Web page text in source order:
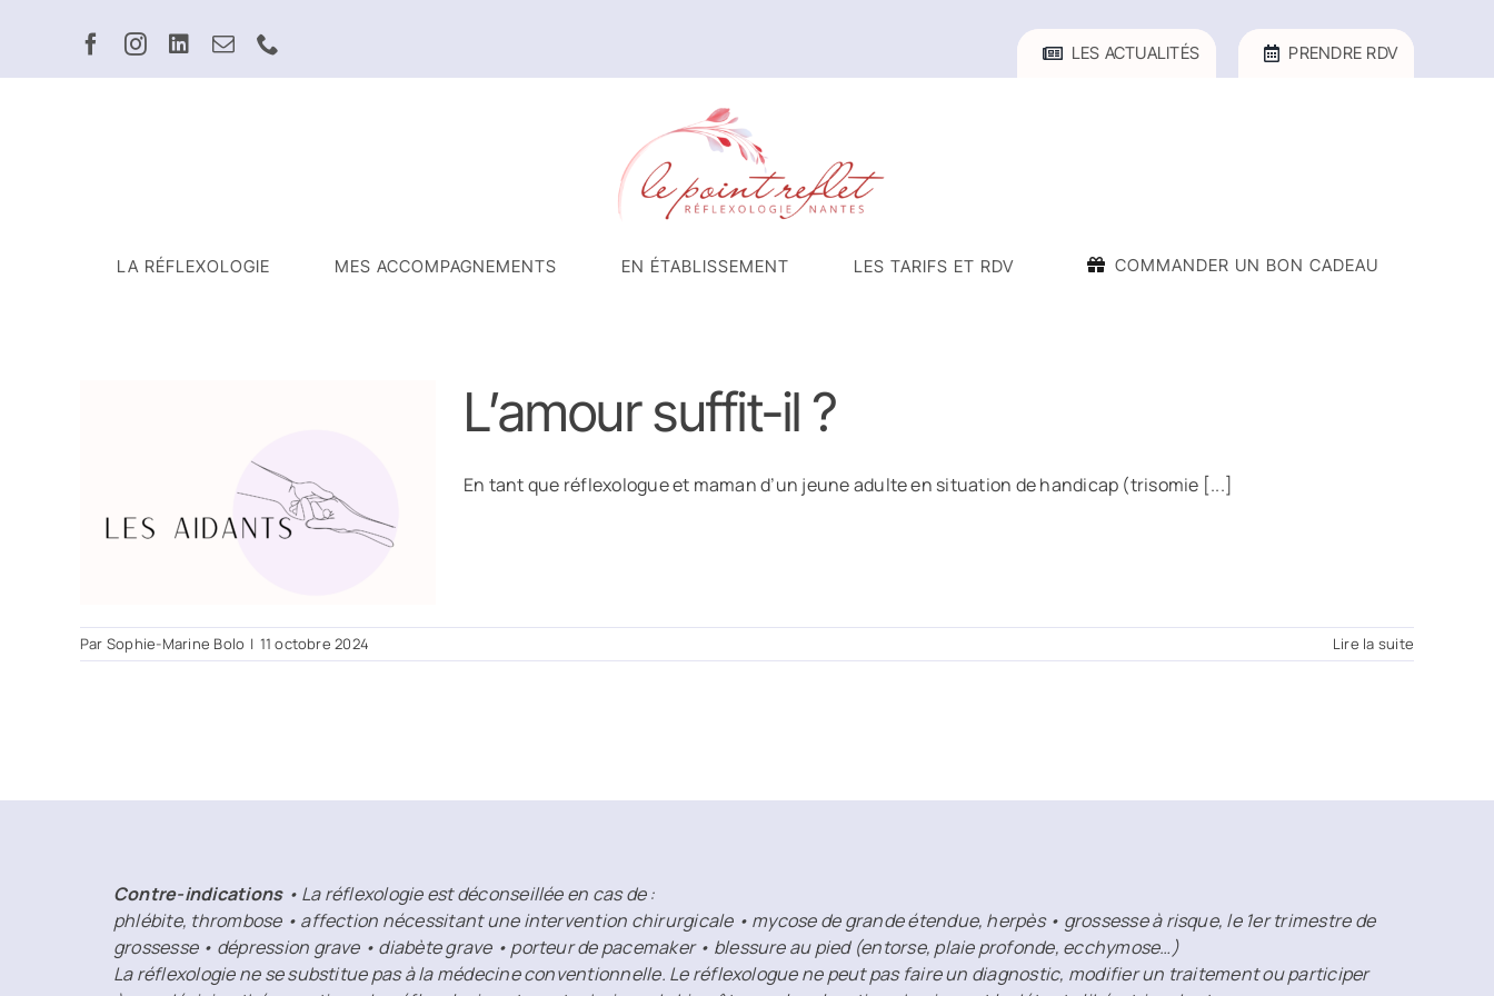
LES ACTUALITÉS PRENDRE RDV
LA RÉFLEXOLOGIE MES ACCOMPAGNEMENTS EN ÉTABLISSEMENT LES TARIFS ET RDV COMMANDER UN BON CADEAU
L’amour suffit-il ?
En tant que réflexologue et maman d’un jeune adulte en situation de handicap (trisomie [...]
Par Sophie-Marine Bolo | 11 octobre 2024 Lire la suite
Contre-indications• La réflexologie est déconseillée en cas de :
phlébite, thrombose • affection nécessitant une intervention chirurgicale • mycose de grande étendue, herpès • grossesse à risque, le 1er trimestre de
grossesse • dépression grave • diabète grave • porteur de pacemaker • blessure au pied (entorse, plaie profonde, ecchymose…)
La réflexologie ne se substitue pas à la médecine conventionnelle. Le réflexologue ne peut pas faire un diagnostic, modifier un traitement ou participer